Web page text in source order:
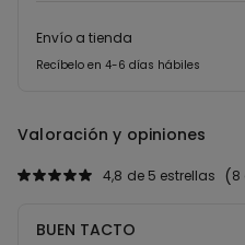
Envío a tienda
Recíbelo en 4-6 días hábiles
Valoración y opiniones
8
4,8 de 5 estrellas
BUEN TACTO